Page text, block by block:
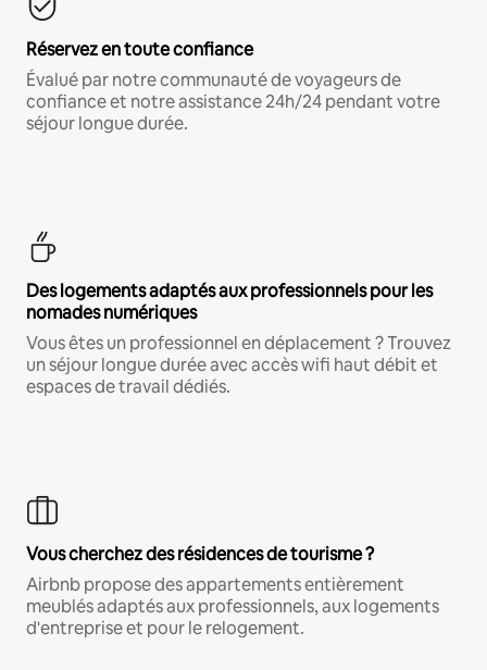
Réservez en toute confiance
Évalué par notre communauté de voyageurs de
confiance et notre assistance 24h/24 pendant votre
séjour longue durée.
Des logements adaptés aux professionnels pour les
nomades numériques
Vous êtes un professionnel en déplacement ? Trouvez
un séjour longue durée avec accès wifi haut débit et
espaces de travail dédiés.
Vous cherchez des résidences de tourisme ?
Airbnb propose des appartements entièrement
meublés adaptés aux professionnels, aux logements
d'entreprise et pour le relogement.